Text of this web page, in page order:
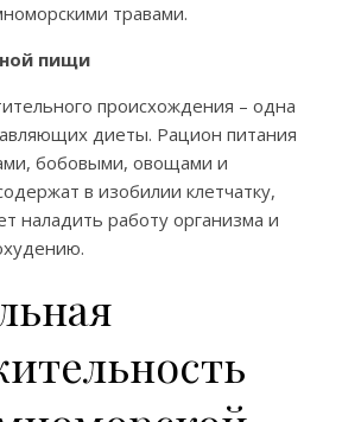
травами.
пищи
происхождения – одна
диеты. Рацион питания
бобовыми, овощами и
в изобилии клетчатку,
наладить работу организма и